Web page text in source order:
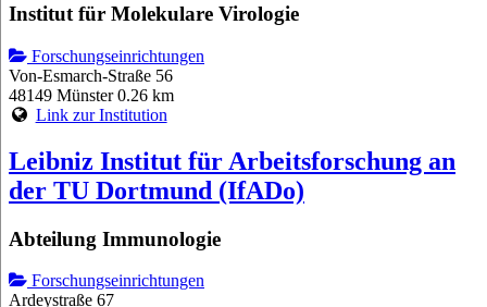
Institut für Molekulare Virologie
Forschungseinrichtungen
Von-Esmarch-Straße 56
48149 Münster 0.26 km
Link zur Institution
Leibniz Institut für Arbeitsforschung an
der TU Dortmund (IfADo)
Abteilung Immunologie
Forschungseinrichtungen
Ardeystraße 67